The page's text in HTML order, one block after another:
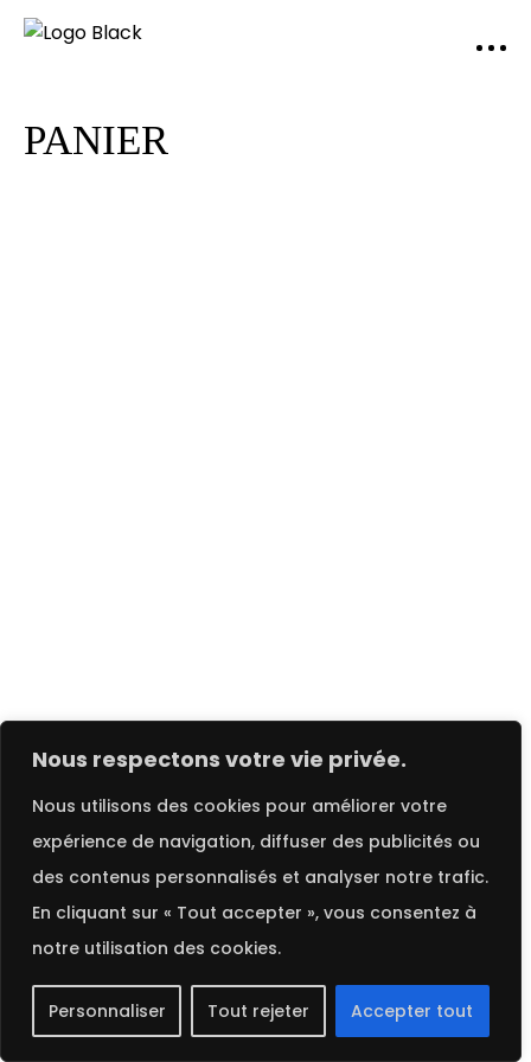
Nous respectons votre vie privée.
Nous utilisons des cookies pour améliorer votre
expérience de navigation, diffuser des publicités ou
des contenus personnalisés et analyser notre trafic.
En cliquant sur « Tout accepter », vous consentez à
notre utilisation des cookies.
Personnaliser Tout rejeter Accepter tout
PANIER
2025 ©Procop. Tous droits réservés.